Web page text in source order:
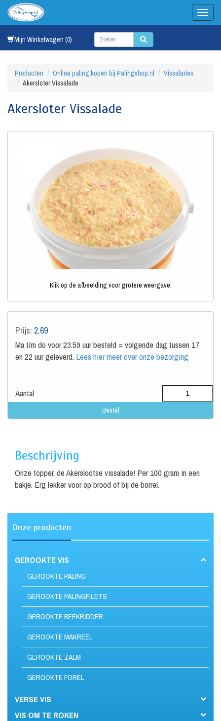
Mijn Winkelwagen (0)
Producten Online paling kopen bij Palingshop.nl
Vissalades
Akersloter Vissalade
Akersloter Vissalade
Klik op de afbeelding voor grotere weergave.
Prijs: 2.69
Ma t/m do voor 23.59 uur besteld = volgende dag tussen 17
en 22 uur geleverd. Lees hier meer over onze bezorging
Aantal
Beschrijving
Onze topper, de Akerslootse vissalade! Per 100 gram in een
bakje. Erg lekker voor op brood of bij de borrel.
Onze producten
GEROOKTE VIS
GEROOKTE PALING
GEROOKTE PALINGFILETS
GEROOKTE BEEKRIDDER
GEROOKTE MAKREEL
GEROOKTE ZALM
GEROOKTE FOREL
VERSE VIS
VIS OM TE ROKEN